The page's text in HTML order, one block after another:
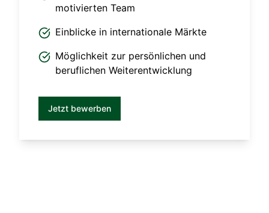
motivierten Team
Einblicke in internationale Märkte
Möglichkeit zur persönlichen und
beruflichen Weiterentwicklung
Jetzt bewerben